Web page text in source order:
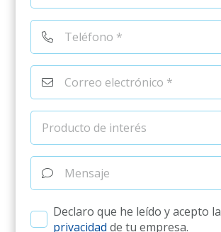
Declaro que he leído y acepto la
privacidad de tu empresa.